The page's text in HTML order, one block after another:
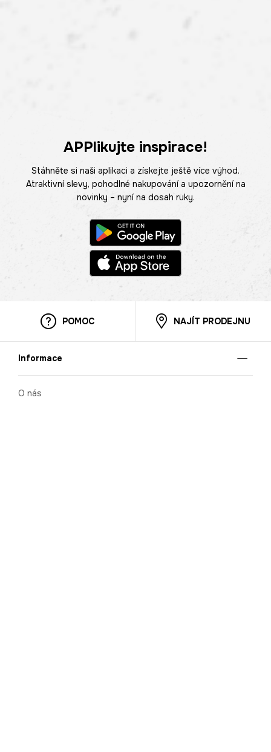
APPlikujte inspirace!
Stáhněte si naši aplikaci a získejte ještě více výhod.
Atraktivní slevy, pohodlné nakupování a upozornění na
novinky – nyní na dosah ruky.
POMOC NAJÍT PRODEJNU
Informace
O nás